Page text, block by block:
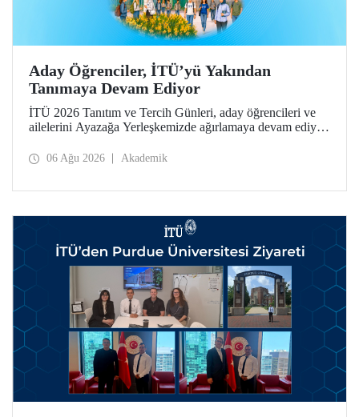
Aday Öğrenciler, İTÜ’yü Yakından
Tanımaya Devam Ediyor
İTÜ 2026 Tanıtım ve Tercih Günleri, aday öğrencileri ve
ailelerini Ayazağa Yerleşkemizde ağırlamaya devam ediyor.
ilgili fakülte ve birimler adaylara bilgi vermeye devam
06 Ağu 2026 Akademik